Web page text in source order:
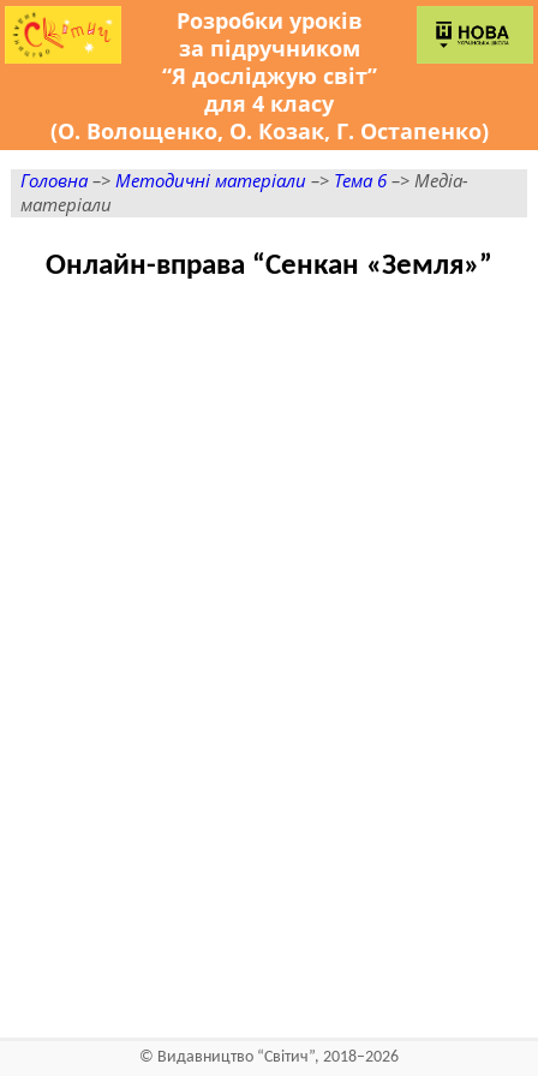
Розробки уроків
за підручником
“Я досліджую світ”
для 4 класу
(О. Волощенко, О. Козак, Г. Остапенко)
Головна–>Методичні матеріали –> Тема 6–> Медіа-
матеріали
Онлайн-вправа “Сенкан «Земля»”
© Видавництво “Світич”, 2018–2026